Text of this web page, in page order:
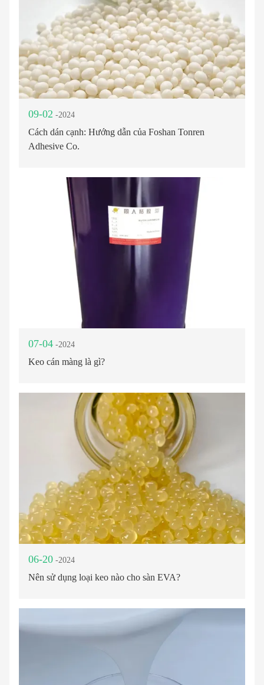
09-02 -2024
Cách dán cạnh: Hướng dẫn của Foshan Tonren
Adhesive Co.
07-04 -2024
Keo cán màng là gì?
06-20 -2024
Nên sử dụng loại keo nào cho sàn EVA?